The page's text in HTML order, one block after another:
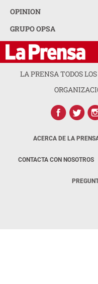
OPINION
GRUPO OPSA
LA PRENSA TODOS
ACERCA DE LA
CONTACTA CON NOSOTROS